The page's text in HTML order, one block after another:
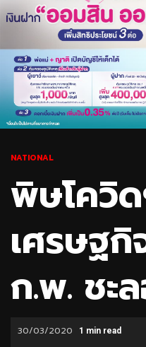
NATIONAL
พิษโควิ
เศรษฐกิ
ก.พ. ชะ
30/03/2020 1 min read